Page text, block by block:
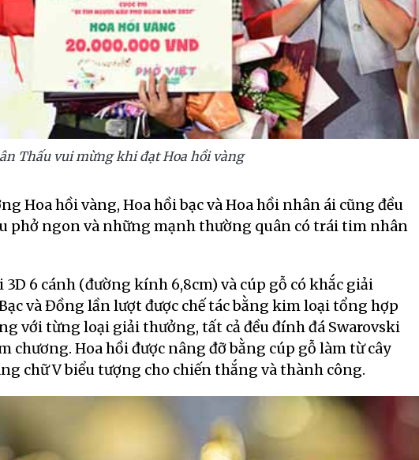
Thấu vui mừng khi đạt Hoa hồi vàng
Hoa hồi vàng, Hoa hồi bạc và Hoa hồi nhân ái cũng đều
phở ngon và những mạnh thường quân có trái tim nhân
6 cánh (đường kính 6,8cm) và cúp gỗ có khắc giải
và Đồng lần lượt được chế tác bằng kim loại tổng hợp
với từng loại giải thưởng, tất cả đều đính đá Swarovski
chương. Hoa hồi được nâng đỡ bằng cúp gỗ làm từ cây
chữ V biểu tượng cho chiến thắng và thành công.